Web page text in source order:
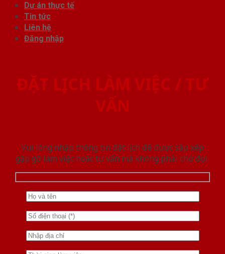
Dự án thực tế
Tin tức
Liên hệ
Đăng nhập
ĐẶT LỊCH LÀM VIỆC / TƯ
VẤN
Vui lòng nhập thông tin đặt lịch để được sắp xếp
gặp gỡ làm việc hoăc tư vấn mà không phải chờ đợi.